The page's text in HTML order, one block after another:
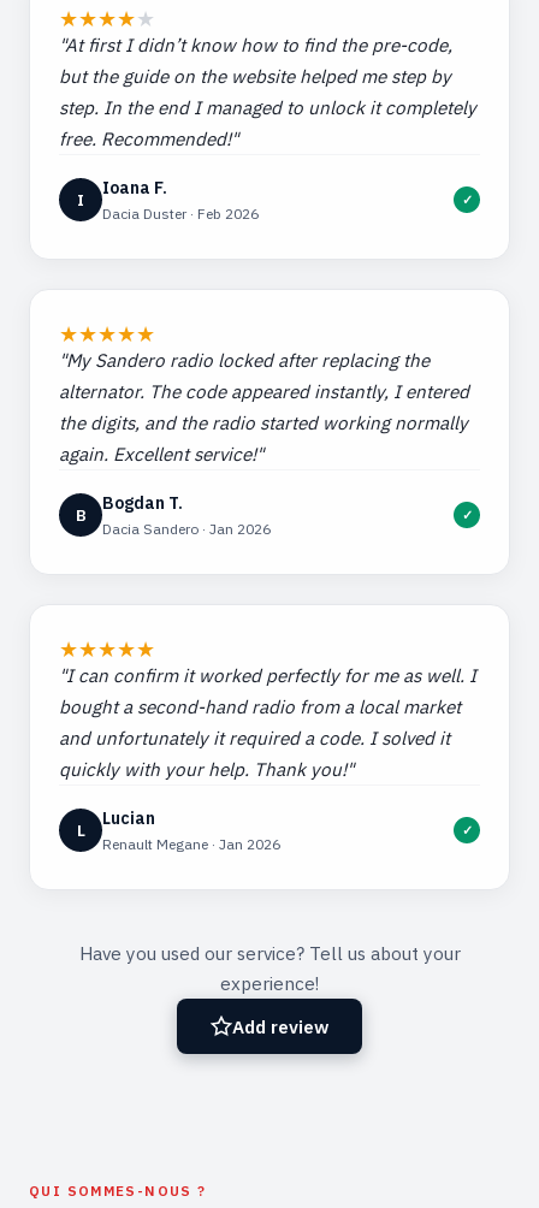
★★★★★
"At first I didn’t know how to find the pre-code,
but the guide on the website helped me step by
step. In the end I managed to unlock it completely
free. Recommended!"
I
Ioana F.
Dacia Duster · Feb 2026
✓
★★★★★
"My Sandero radio locked after replacing the
alternator. The code appeared instantly, I entered
the digits, and the radio started working normally
again. Excellent service!"
B
Bogdan T.
Dacia Sandero · Jan 2026
✓
★★★★★
"I can confirm it worked perfectly for me as well. I
bought a second-hand radio from a local market
and unfortunately it required a code. I solved it
quickly with your help. Thank you!"
L
Lucian
Renault Megane · Jan 2026
✓
Have you used our service? Tell us about your
experience!
Add review
QUI SOMMES-NOUS ?